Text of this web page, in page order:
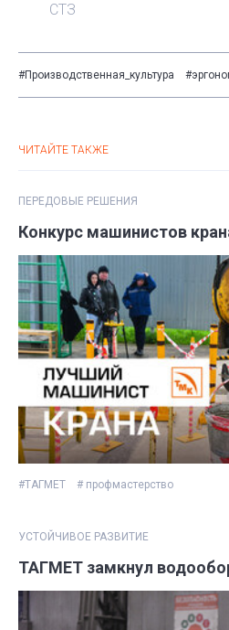
СТЗ
#Производственная_культура
ЧИТАЙТЕ ТАКЖЕ
ПЕРЕДОВЫЕ РЕШЕНИЯ
Конкурс машинистов
#ТАГМЕТ # профмастерство
УСТОЙЧИВОЕ РАЗВИТИЕ
ТАГМЕТ замкнул